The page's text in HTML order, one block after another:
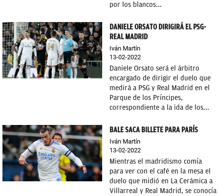
por los blancos...
DANIELE ORSATO DIRIGIRÁ EL PSG-
REAL MADRID
Iván Martín
13-02-2022
Daniele Orsato será el árbitro
encargado de dirigir el duelo que
medirá a PSG y Real Madrid en el
Parque de los Príncipes,
correspondiente a la ida de los...
BALE SACA BILLETE PARA PARÍS
Iván Martín
13-02-2022
Mientras el madridismo comía
para ver con el café en la mesa el
duelo que midió en La Cerámica a
Villarreal y Real Madrid, se conocía